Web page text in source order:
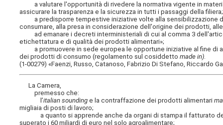
a valutare l'opportunità di rivedere la normativa vigente in
assicurare la trasparenza e la sicurezza in tutti i passaggi della filiera;
a predisporre tempestive iniziative volte alla sensibilizzazione
consumare, alla presa in considerazione dell'origine dei prodotti,
ad emanare i decreti interministeriali di cui al comma 3
etichettatura e di qualità dei prodotti alimentari»;
a promuovere in sede europea le opportune iniziative al fine di
dei prodotti di consumo (regolamento sul cosiddettomade in).
(1-00279) «Faenzi, Russo, Catanoso, Fabrizio Di Stefano, Riccardo
La Camera,
premesso che:
l’italian soundinge la contraffazione dei prodotti alimentari
migliaia di posti di lavoro;
a quanto si apprende anche da organi di stampa il fatturato
superato i 60 miliardi di euro nel solo agroalimentare;